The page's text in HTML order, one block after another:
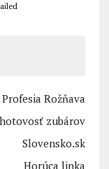
Profesia Rožňava
zubárov
Slovensko.sk
Horúca linka